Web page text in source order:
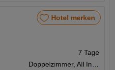
Hotel merken
7 Tage
Doppelzimmer, All Inclusive Ultra